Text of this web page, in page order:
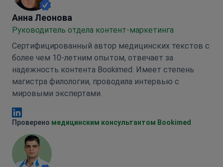
Анна Леонова
Анна Леонова
Руководитель отдела контент-маркетинга
Сертифицированный автор медицинских текстов с
более чем 10-летним опытом, отвечает за
надежность контента Bookimed. Имеет степень
магистра филологии, проводила интервью с
мировыми экспертами.
Анна Леонова Linkedin
Проверено медицинским консультантом Bookimed